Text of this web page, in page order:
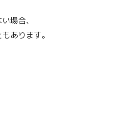
場合、
あります。